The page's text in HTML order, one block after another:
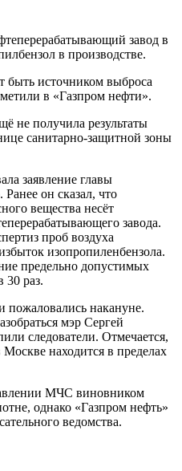
завод в
в производстве.
быть источником выброса
в «Газпром нефти».
не получила результаты
санитарно-защитной зоны
заявление главы
он сказал, что
вещества несёт
завода.
проб воздуха
изопропиленбензола.
предельно допустимых
30 раз.
пожаловались накануне.
мэр Сергей
следователи. Отмечается,
Москве находится в пределах
МЧС виновником
однако «Газпром нефть»
ведомства.